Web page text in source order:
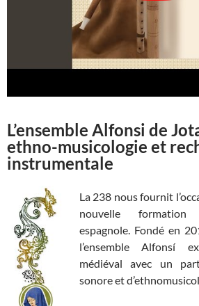
L’ensemble Alfonsi de
ethno-musicologie et
instrumentale
La 238 nous fournit
nouvelle formation
espagnole. Fondé en
l’ensemble Alfonsí
médiéval avec un
sonore et